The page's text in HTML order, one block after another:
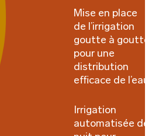
Mise en place
de l’irrigation
goutte à goutte
pour une
distribution
efficace de l’eau
Irrigation
automatisée de